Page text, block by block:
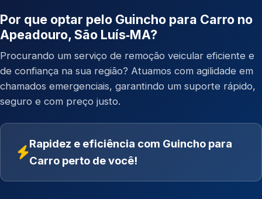
Por que optar pelo Guincho para Carro no
Apeadouro, São Luís‑MA?
Procurando um serviço de remoção veicular eficiente e
de confiança na sua região? Atuamos com agilidade em
chamados emergenciais, garantindo um suporte rápido,
seguro e com preço justo.
Rapidez e eficiência com Guincho para
Carro perto de você!